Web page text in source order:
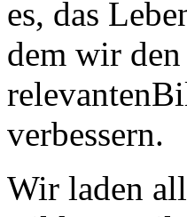
es, das
dem wir
verbessern.
Wir laden